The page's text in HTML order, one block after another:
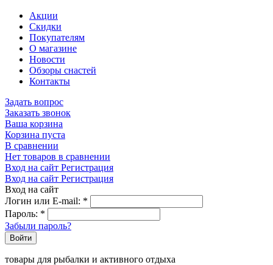
Акции
Скидки
Покупателям
О магазине
Новости
Обзоры снастей
Контакты
Задать вопрос
Заказать звонок
Ваша корзина
Корзина пуста
В сравнении
Нет товаров в сравнении
Вход на сайт Регистрация
Вход на сайт Регистрация
Вход на сайт
Логин или E-mail: *
Пароль: *
Забыли пароль?
Войти
товары для рыбалки и активного отдыха